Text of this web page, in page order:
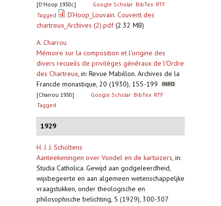
[D’Hoop 1930c] Google Scholar BibTex RTF
Tagged
D’Hoop_Louvain. Couvent des
chartreux_Archives (2).pdf(2.32 MB)
A. Charrou
Mémoire sur la composition et l'origine des
divers recueils de privilèges généraux de l'Ordre
des Chartreux, in: Revue Mabillon. Archives de la
Francde monastique, 20 (1930), 155-199
[Charrou 1930] Google Scholar BibTex RTF
Tagged
1929
H. J. J. Scholtens
Aanteekeningen over Vondel en de kartuizers, in:
Studia Catholica. Gewijd aan godgeleerdheid,
wijsbegeerte en aan algemeen wetenschappeljke
vraagstukken, onder theologische en
philosophische belichting, 5 (1929), 300-307